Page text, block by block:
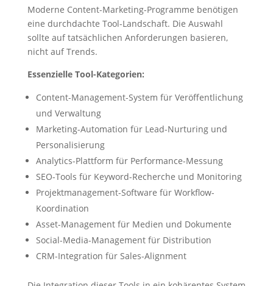
Moderne Content-Marketing-Programme benötigen
eine durchdachte Tool-Landschaft. Die Auswahl
sollte auf tatsächlichen Anforderungen basieren,
nicht auf Trends.
Essenzielle Tool-Kategorien:
Content-Management-System für Veröffentlichung
und Verwaltung
Marketing-Automation für Lead-Nurturing und
Personalisierung
Analytics-Plattform für Performance-Messung
SEO-Tools für Keyword-Recherche und Monitoring
Projektmanagement-Software für Workflow-
Koordination
Asset-Management für Medien und Dokumente
Social-Media-Management für Distribution
CRM-Integration für Sales-Alignment